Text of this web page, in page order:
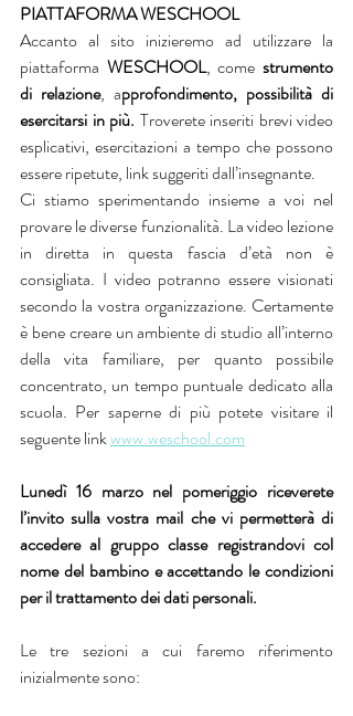
PIATTAFORMA WESCHOOL
Accanto al sito inizieremo ad utilizzare la
piattaforma WESCHOOL, come strumento
di relazione, approfondimento, possibilità di
esercitarsi in più. Troverete inseriti brevi video
esplicativi, esercitazioni a tempo che possono
essere ripetute, link suggeriti dall’insegnante.
Ci stiamo sperimentando insieme a voi nel
provare le diverse funzionalità. La video lezione
in diretta in questa fascia d’età non è
consigliata. I video potranno essere visionati
secondo la vostra organizzazione. Certamente
è bene creare un ambiente di studio all’interno
della vita familiare, per quanto possibile
concentrato, un tempo puntuale dedicato alla
scuola. Per saperne di più potete visitare il
seguente link www.weschool.com
Lunedì 16 marzo nel pomeriggio riceverete
l’invito sulla vostra mail che vi permetterà di
accedere al gruppo classe registrandovi col
nome del bambino e accettando le condizioni
per il trattamento dei dati personali.
Le tre sezioni a cui faremo riferimento
inizialmente sono: